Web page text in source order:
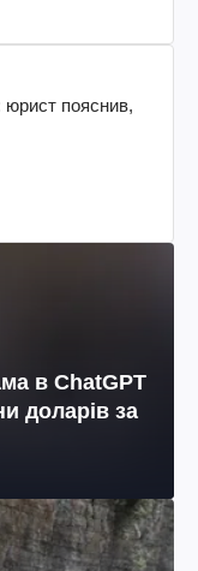
юрист пояснив,
в ChatGPT
доларів за